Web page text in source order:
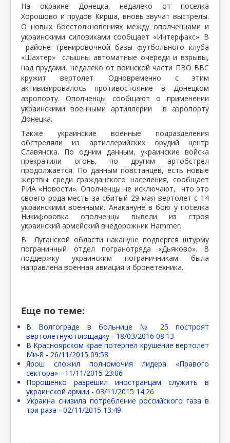
На окраине Донецка, недалеко от поселка
Хорошово и прудов Кирша, вновь звучат выстрелы.
О новых боестолкновениях между ополченцами и
украинскими силовиками сообщает «Интерфакс». В
районе тренировочной базы футбольного клуба
«Шахтер»
слышны автоматные очереди и взрывы,
над прудами, недалеко от воинской части ПВО ВВС
кружит вертолет. Одновременно с этим
активизировалось противостояние в Донецком
аэропорту. Ополченцы сообщают о применении
украинскими военными артиллерии
в аэропорту
Донецка.
Также украинские военные подразделения
обстреляли из артиллерийских орудий центр
Славянска. По одним данным, украинские войска
прекратили огонь, по другим артобстрел
продолжается. По данным повстанцев, есть новые
жертвы среди гражданского населения, сообщает
РИА «Новости». Ополченцы не исключают, что это
своего рода месть за сбитый 29 мая вертолет с 14
украинскими военными. Анакануне в бою у поселка
Никифоровка ополченцы вывели из строя
украинский армейский внедорожник Hammer.
В Луганской области накануне подвергся штурму
пограничный отдел погранотряда «Дьяково». В
поддержку украинским пограничникам была
направлена военная авиация и бронетехника.
Еще по теме:
В Волгограде в больнице № 25 построят
вертолетную площадку - 18/03/2016 08:13
В Красноярском крае потерпел крушение вертолет
Ми-8 - 26/11/2015 09:58
Ярош сложил полномочия лидера «Правого
сектора» - 11/11/2015 23:06
Порошенко разрешил иностранцам служить в
украинской армии - 03/11/2015 14:26
Украина снизила потребление российского газа в
три раза - 02/11/2015 13:49